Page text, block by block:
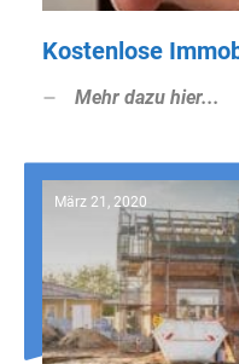
Kostenlose
Mehr dazu hier...
März 21, 2020